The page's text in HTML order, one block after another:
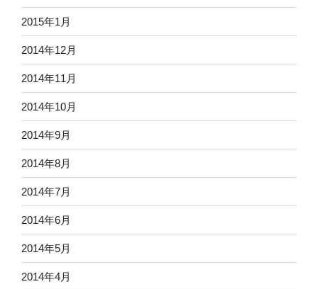
2015年1月
2014年12月
2014年11月
2014年10月
2014年9月
2014年8月
2014年7月
2014年6月
2014年5月
2014年4月